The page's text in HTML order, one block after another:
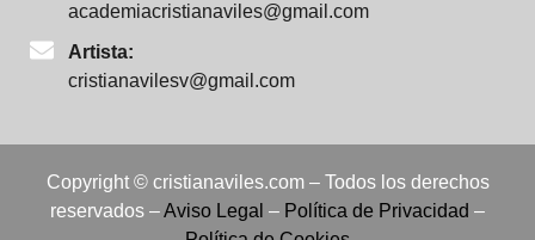
academiacristianaviles@gmail.com
Artista:
cristianavilesv@gmail.com
Copyright © cristianaviles.com – Todos los derechos
reservados –Aviso Legal – Política de Privacidad –